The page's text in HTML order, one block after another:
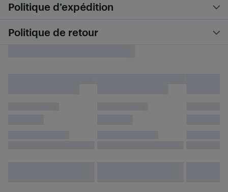
Politique d’expédition
Politique de retour